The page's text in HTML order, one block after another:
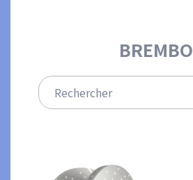
BREMBO